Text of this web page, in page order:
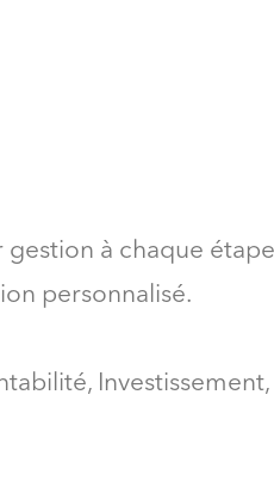
à chaque
personnalisé.
Investissement,